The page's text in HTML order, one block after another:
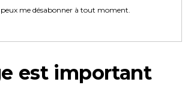
peux me désabonner à tout moment.
est important